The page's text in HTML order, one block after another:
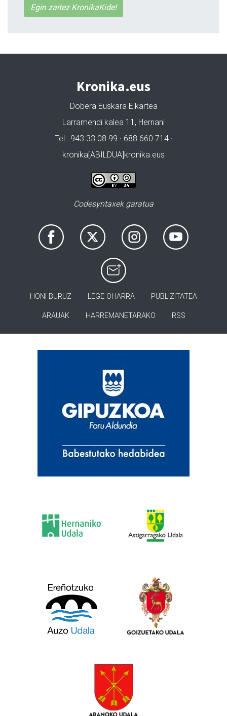
Egin zaitez KronikaKide!
Kronika.eus
Dobera Euskara Elkartea
Larramendi kalea 11, Hernani
Tel.: 943 33 08 99 · 688 660 714 ·
kronika[ABILDUA]kronika.eus
Codesyntaxek garatua
HONI BURUZ LEGE OHARRA PUBLIZITATEA
ARAUAK HARREMANETARAKO RSS